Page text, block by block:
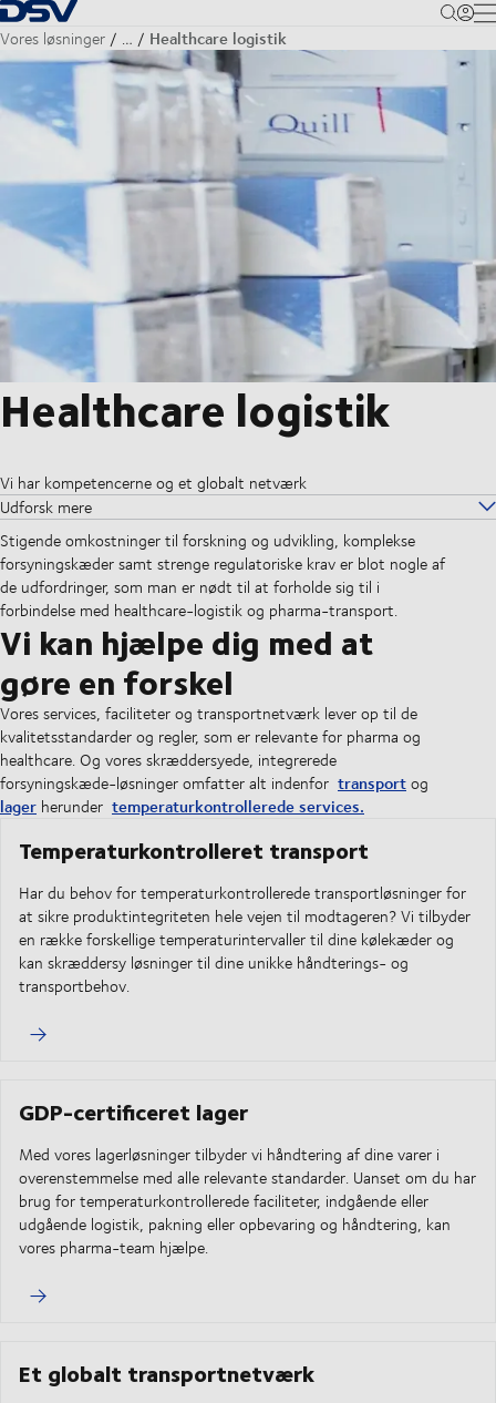
Tilbage til forsiden
Vores løsninger … Healthcare logistik
Healthcare logistik
Vi har kompetencerne og et globalt netværk
Udforsk mere
Stigende omkostninger til forskning og udvikling, komplekse
forsyningskæder samt strenge regulatoriske krav er blot nogle af
de udfordringer, som man er nødt til at forholde sig til i
forbindelse med healthcare-logistik og pharma-transport.
Vi kan hjælpe dig med at
gøre en forskel
Vores services, faciliteter og transportnetværk lever op til de
kvalitetsstandarder og regler, som er relevante for pharma og
healthcare. Og vores skræddersyede, integrerede
forsyningskæde-løsninger omfatter alt indenfor transportog
lager herunder temperaturkontrollerede services.
Temperaturkontrolleret transport
Har du behov for temperaturkontrollerede transportløsninger for
at sikre produktintegriteten hele vejen til modtageren? Vi tilbyder
en række forskellige temperaturintervaller til dine kølekæder og
kan skræddersy løsninger til dine unikke håndterings- og
transportbehov.
GDP-certificeret lager
Med vores lagerløsninger tilbyder vi håndtering af dine varer i
overenstemmelse med alle relevante standarder. Uanset om du har
brug for temperaturkontrollerede faciliteter, indgående eller
udgående logistik, pakning eller opbevaring og håndtering, kan
vores pharma-team hjælpe.
Et globalt transportnetværk